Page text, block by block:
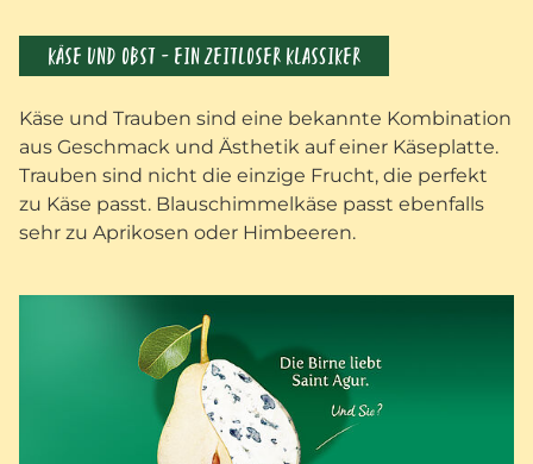
KÄSE UND OBST – EIN ZEITLOSER KLASSIKER
Käse und Trauben sind eine bekannte Kombination
aus Geschmack und Ästhetik auf einer Käseplatte.
Trauben sind nicht die einzige Frucht, die perfekt
zu Käse passt. Blauschimmelkäse passt ebenfalls
sehr zu Aprikosen oder Himbeeren.